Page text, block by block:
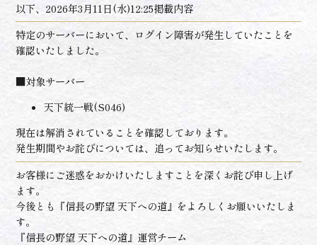
以下、2026年3月11日(水)12:25掲載内容
特定のサーバーにおいて、ログイン障害が発生していたことを
確認いたしました。
■対象サーバー
天下統一戦(S046)
現在は解消されていることを確認しております。
発生期間やお詫びについては、追ってお知らせいたします。
お客様にご迷惑をおかけいたしますことを深くお詫び申し上げ
ます。
今後とも『信長の野望 天下への道』をよろしくお願いいたしま
す。
『信長の野望 天下への道』運営チーム